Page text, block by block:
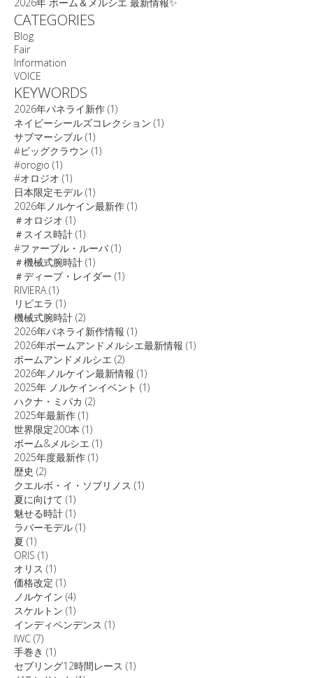
CATEGORIES
Blog
Fair
Information
VOICE
KEYWORDS
2026年パネライ新作 (1)
ネイビーシールズコレクション (1)
サブマーシブル (1)
#ビッグクラウン (1)
#orogio (1)
#オロジオ (1)
日本限定モデル (1)
2026年ノルケイン最新作 (1)
＃オロジオ (1)
＃スイス時計 (1)
#ファーブル・ルーバ(1)
＃機械式腕時計 (1)
＃ディープ・レイダー (1)
RIVIERA(1)
リビエラ (1)
機械式腕時計 (2)
2026年パネライ新作情報 (1)
2026年ボームアンドメルシエ最新情報 (1)
ボームアンドメルシエ (2)
2026年ノルケイン最新情報 (1)
2025年 ノルケインイベント (1)
ハクナ・ミパカ (2)
2025年最新作 (1)
世界限定200本 (1)
ボーム&メルシエ (1)
2025年度最新作 (1)
歴史 (2)
クエルボ・イ・ソブリノス (1)
夏に向けて (1)
魅せる時計 (1)
ラバーモデル (1)
夏 (1)
ORIS (1)
オリス (1)
価格改定 (1)
ノルケイン (4)
スケルトン (1)
インディペンデンス (1)
IWC (7)
手巻き (1)
セブリング12時間レース (1)